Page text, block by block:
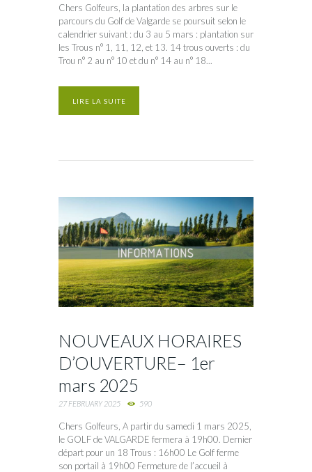
Chers Golfeurs, la plantation des arbres sur le
parcours du Golf de Valgarde se poursuit selon le
calendrier suivant : du 3 au 5 mars : plantation sur
les Trous n° 1, 11, 12, et 13. 14 trous ouverts : du
Trou n° 2 au n° 10 et du n° 14 au n° 18...
LIRE LA SUITE
NOUVEAUX HORAIRES
D’OUVERTURE– 1er
mars 2025
27 FEBRUARY 2025 590
Chers Golfeurs, A partir du samedi 1 mars 2025,
le GOLF de VALGARDE fermera à 19h00. Dernier
départ pour un 18 Trous : 16h00 Le Golf ferme
son portail à 19h00 Fermeture de l’accueil à